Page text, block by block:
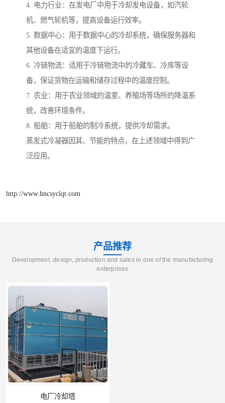
4. 电力行业：在发电厂中用于冷却发电设备，如汽轮
机、燃气轮机等，提高设备运行效率。
5. 数据中心：用于数据中心的冷却系统，确保服务器和
其他设备在适宜的温度下运行。
6. 冷链物流：适用于冷链物流中的冷藏车、冷库等设
备，保证货物在运输和储存过程中的温度控制。
7. 农业：用于农业领域的温室、养殖场等场所的降温系
统，改善环境条件。
8. 船舶：用于船舶的制冷系统，提供冷却需求。
蒸发式冷凝器因其、节能的特点，在上述领域中得到广
泛应用。
http://www.hncsyclqt.com
产品推荐
Development, design, production and sales in one of the manufacturing
enterprises
电厂冷却塔